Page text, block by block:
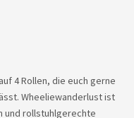
4 Rollen, die euch gerne
Wheeliewanderlust ist
und rollstuhlgerechte